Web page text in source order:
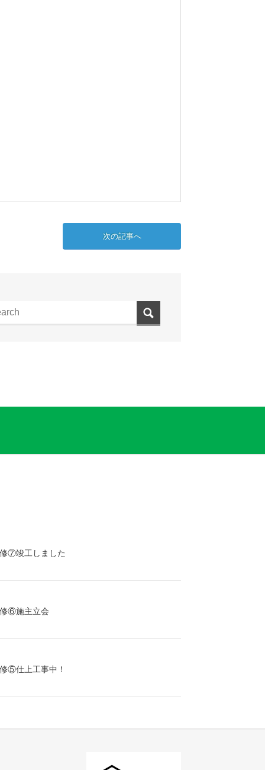
次の記事へ
⑦竣工しました
⑥施主立会
⑤仕上工事中！